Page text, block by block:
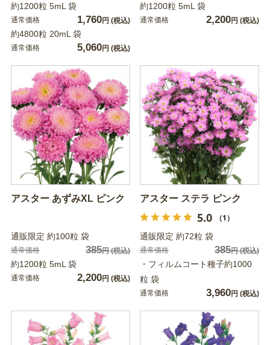
約1200粒 5mL 袋
通常価格 1,760円 (税込)
約4800粒 20mL 袋
通常価格 5,060円 (税込)
約1200粒 5mL 袋
通常価格 2,200円 (税込)
アスター あずみXL ピンク
通販限定 約100粒 袋
通常価格 385円(税込)
約1200粒 5mL 袋
通常価格 2,200円 (税込)
アスター ステラ ピンク
5.0 （1）
通販限定 約72粒 袋
通常価格 385円(税込)
・フィルムコート種子約1000
粒 袋
通常価格 3,960円 (税込)